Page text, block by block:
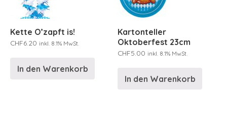
Kette O’zapft is!
CHF6.20 inkl. 8.1% MwSt.
In den Warenkorb
Kartonteller
Oktoberfest 23cm
CHF5.00 inkl. 8.1% MwSt.
In den Warenkorb